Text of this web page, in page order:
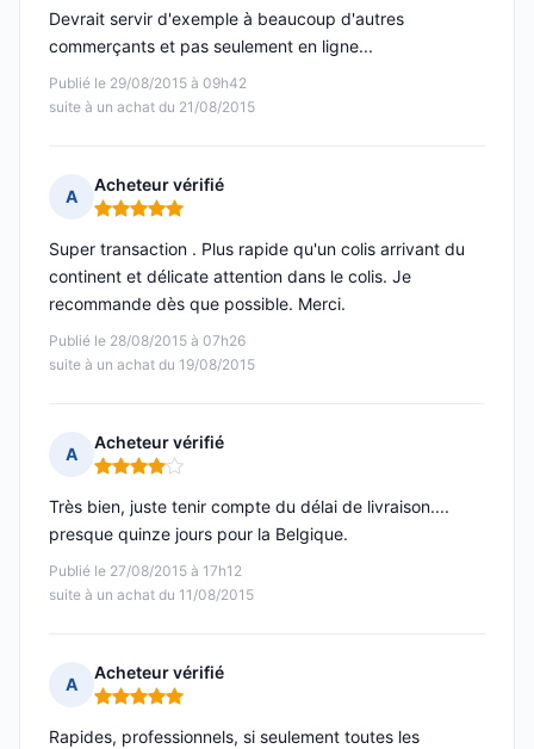
Publié le 29/08/2015 à 09h42
suite à un achat du 21/08/2015
Devrait servir d'exemple à beaucoup d'autres
commerçants et pas seulement en ligne...
A
Acheteur vérifié
Note : 5 sur 5
Publié le 28/08/2015 à 07h26
suite à un achat du 19/08/2015
Super transaction . Plus rapide qu'un colis arrivant du
continent et délicate attention dans le colis. Je
recommande dès que possible. Merci.
A
Acheteur vérifié
Note : 4 sur 5
Publié le 27/08/2015 à 17h12
suite à un achat du 11/08/2015
Très bien, juste tenir compte du délai de livraison....
presque quinze jours pour la Belgique.
A
Acheteur vérifié
Note : 5 sur 5
Rapides, professionnels, si seulement toutes les